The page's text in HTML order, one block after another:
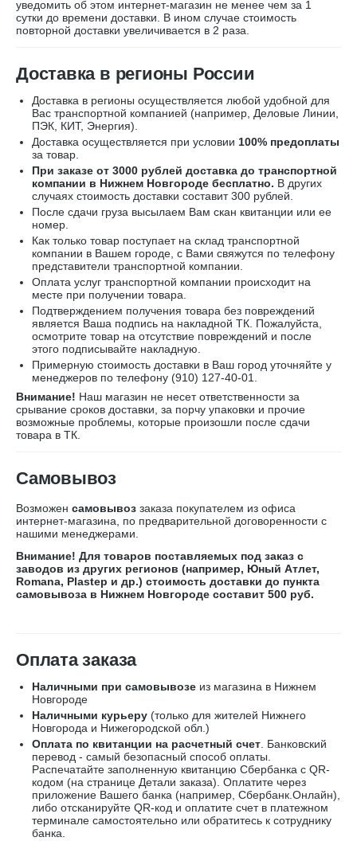
уведомить об этом интернет-магазин не менее чем за 1
сутки до времени доставки. В ином случае стоимость
повторной доставки увеличивается в 2 раза.
Доставка в регионы России
Доставка в регионы осуществляется любой удобной для
Вас транспортной компанией (например, Деловые Линии,
ПЭК, КИТ, Энергия).
Доставка осуществляется при условии 100% предоплаты
за товар.
При заказе от 3000 рублей доставка до транспортной
компании в Нижнем Новгороде бесплатно. В других
случаях стоимость доставки составит 300 рублей.
После сдачи груза высылаем Вам скан квитанции или ее
номер.
Как только товар поступает на склад транспортной
компании в Вашем городе, с Вами свяжутся по телефону
представители транспортной компании.
Оплата услуг транспортной компании происходит на
месте при получении товара.
Подтверждением получения товара без повреждений
является Ваша подпись на накладной ТК. Пожалуйста,
осмотрите товар на отсутствие повреждений и после
этого подписывайте накладную.
Примерную стоимость доставки в Ваш город уточняйте у
менеджеров по телефону (910) 127-40-01
Внимание! Наш магазин не несет ответственности за
срывание сроков доставки, за порчу упаковки и прочие
возможные проблемы, которые произошли после сдачи
товара в ТК.
Самовывоз
Возможен самовывоз заказа покупателем из офиса
интернет-магазина, по предварительной договоренности с
нашими менеджерами.
Внимание! Для товаров поставляемых под заказ с
заводов из других регионов (например, Юный Атлет,
Romana, Plastep и др.) стоимость доставки до пункта
самовывоза в Нижнем Новгороде составит 500 руб.
Оплата заказа
Наличными при самовывозе из магазина в Нижнем
Новгороде
Наличными курьеру (только для жителей Нижнего
Новгорода и Нижегородской обл.)
Оплата по квитанции на расчетный счет . Банковский
перевод - самый безопасный способ оплаты.
Распечатайте заполненную квитанцию Сбербанка с QR-
кодом (на странице Детали заказа). Оплатите через
приложение Вашего банка (например, Сбербанк.Онлайн),
либо отсканируйте QR-код и оплатите счет в платежном
терминале самостоятельно или обратитесь к сотруднику
банка.